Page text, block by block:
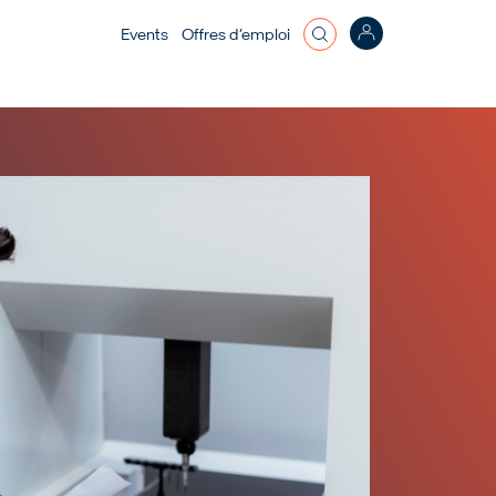
Top bar menu
Events Offres d’emploi